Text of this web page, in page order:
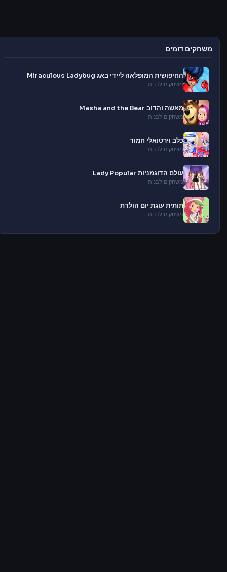
משחקים דומים
החיפושית המופלאה ליידי באג Miraculous Ladybug
משחקים לבנות
מאשה והדוב Masha and the Bear
משחקים לבנות
כלב וירטואלי חמוד
משחקים לבנות
עולם הדוגמניות Lady Popular
משחקים לבנות
תותית עוגת יום הולדת
משחקים לבנות